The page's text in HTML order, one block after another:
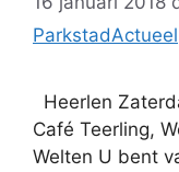
ParkstadActueel
Heerlen
Café Teerling,
Welten U bent